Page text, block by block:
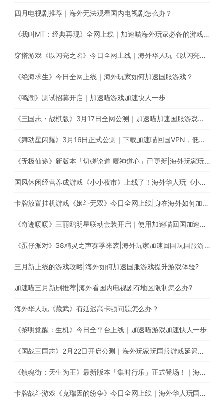
四月电视剧推荐｜海外无法观看国内电视剧怎么办？
《我叫MT：经典再现》全网上线｜加速喵海外玩家必备的游戏加速器
穿搭游戏《以闪亮之名》今日全网上线｜海外华人玩《以闪亮之名》有延迟高卡顿问题怎么办？
《绝海求生》今日全网上线｜海外玩家如何加速国服游戏？
《鸣潮》测试招募开启｜加速喵游戏加速快人一步
《三国志・战棋版》3月17日全网公测｜加速喵加速国服游戏全网最快
《舞动星闪耀》3月16日正式公测｜下载加速喵回国VPN，低延迟无卡顿，提升游戏体验
《无极仙途》新版本「切磋论道 魔神道心」已更新|海外玩家玩国服遇上卡顿延迟高的情况怎么办?
国风休闲经营养成游戏《小小夜市》上线了！海外华人玩《小小夜市》有延迟高卡顿问题怎么办？
卡牌放置挂机游戏《姬斗无双》今日全网上线|身在海外如何加速国服游戏?
《奇迹暖暖》三丽鸥明星联动套装开启｜使用加速喵回国加速器一键加速提升游戏体验
《蛋仔派对》S8精灵之声赛季来袭|海外玩家加速回国玩国服游戏
三月新上线的游戏攻略|海外如何加速国服游戏提升游戏体验?
加速喵三月新剧推荐|海外看国内电视剧有地区限制怎么办?
海外华人玩《藏武》有延迟高卡顿问题怎么办？
《黎明觉醒：生机》今日全平台上线｜加速喵游戏加速快人一步
《国战三国志》2月22日开启公测｜海外玩家玩国服游戏延迟高怎么办？
《镇魂街：天生为王》最新版本「集时行乐」正式登场！｜海外玩国服游戏，遭遇延迟卡顿、丢包？
卡牌战斗游戏《克瑞因的纷争》今日全网上线｜海外华人玩国服游戏有延迟高卡顿问题怎么办？